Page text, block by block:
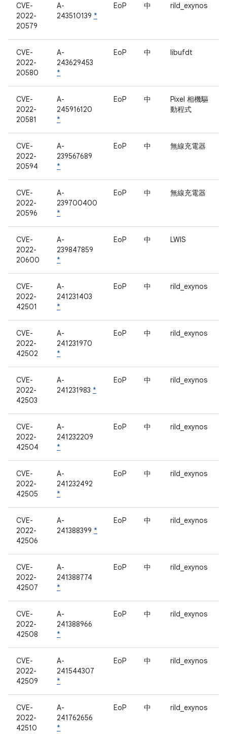
CVE-
2022-
20579
A-
243510139 *
EoP 中 rild_exynos
CVE-
2022-
20580
A-
243629453
*
EoP 中 libufdt
CVE-
2022-
20581
A-
245916120
*
EoP 中
Pixel 相機驅
動程式
CVE-
2022-
20594
A-
239567689
*
EoP 中 無線充電器
CVE-
2022-
20596
A-
239700400
*
EoP 中 無線充電器
CVE-
2022-
20600
A-
239847859
*
EoP 中 LWIS
CVE-
2022-
42501
A-
241231403
*
EoP 中 rild_exynos
CVE-
2022-
42502
A-
241231970
*
EoP 中 rild_exynos
CVE-
2022-
42503
A-
241231983 *
EoP 中 rild_exynos
CVE-
2022-
42504
A-
241232209
*
EoP 中 rild_exynos
CVE-
2022-
42505
A-
241232492
*
EoP 中 rild_exynos
CVE-
2022-
42506
A-
241388399 *
EoP 中 rild_exynos
CVE-
2022-
42507
A-
241388774
*
EoP 中 rild_exynos
CVE-
2022-
42508
A-
241388966
*
EoP 中 rild_exynos
CVE-
2022-
42509
A-
241544307
*
EoP 中 rild_exynos
CVE-
2022-
42510
A-
241762656
*
EoP 中 rild_exynos